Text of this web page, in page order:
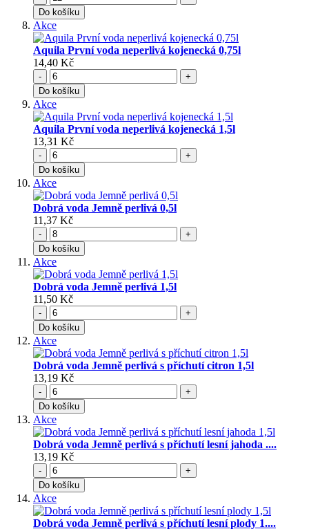
Do košíku
Akce
Aquila První voda neperlivá kojenecká 0,75l
14,40 Kč
-
+
Do košíku
Akce
Aquila První voda neperlivá kojenecká 1,5l
13,31 Kč
-
+
Do košíku
Akce
Dobrá voda Jemně perlivá 0,5l
11,37 Kč
-
+
Do košíku
Akce
Dobrá voda Jemně perlivá 1,5l
11,50 Kč
-
+
Do košíku
Akce
Dobrá voda Jemně perlivá s příchutí citron 1,5l
13,19 Kč
-
+
Do košíku
Akce
Dobrá voda Jemně perlivá s příchutí lesní jahoda ....
13,19 Kč
-
+
Do košíku
Akce
Dobrá voda Jemně perlivá s příchutí lesní plody 1....